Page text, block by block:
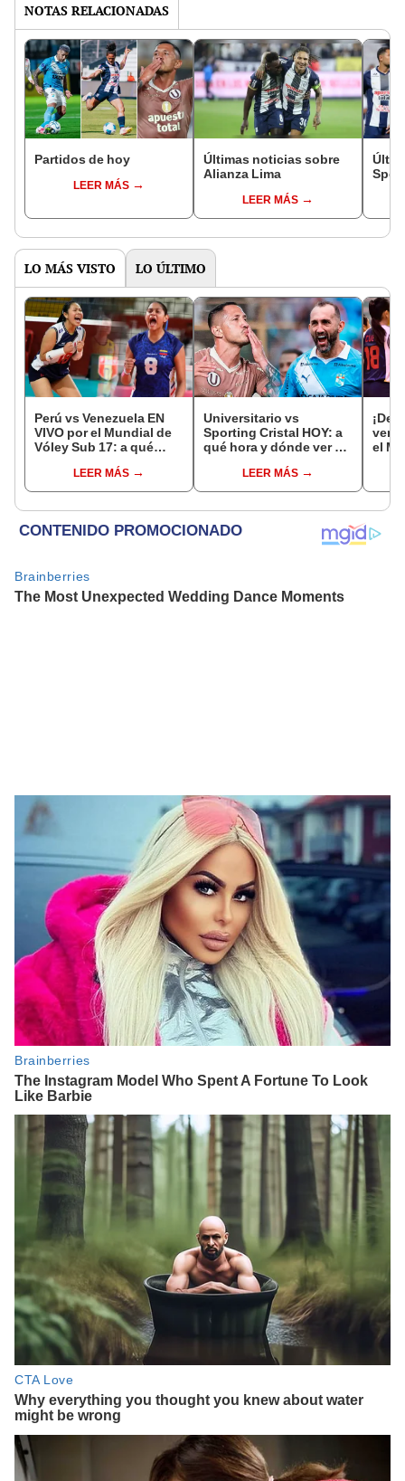
NOTAS RELACIONADAS
Partidos de hoy
LEER MÁS
Últimas noticias sobre
Alianza Lima
LEER MÁS
LO MÁS VISTO LO ÚLTIMO
Perú vs Venezuela EN
VIVO por el Mundial de
Vóley Sub 17: a qué
partido de la fecha 2
LEER MÁS
Universitario vs
Sporting Cristal HOY: a
qué hora y dónde ver el
Clausura de la Liga 1
2026
LEER MÁS
el